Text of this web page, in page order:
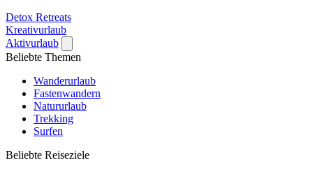
Detox Retreats
Kreativurlaub
Aktivurlaub
Beliebte Themen
Wanderurlaub
Fastenwandern
Natururlaub
Trekking
Surfen
Beliebte Reiseziele